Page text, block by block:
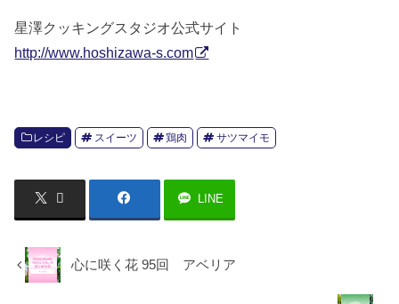
星澤クッキングスタジオ公式サイト
http://www.hoshizawa-s.com
レシピ スイーツ 鶏肉 サツマイモ
LINE
心に咲く花 95回 アベリア